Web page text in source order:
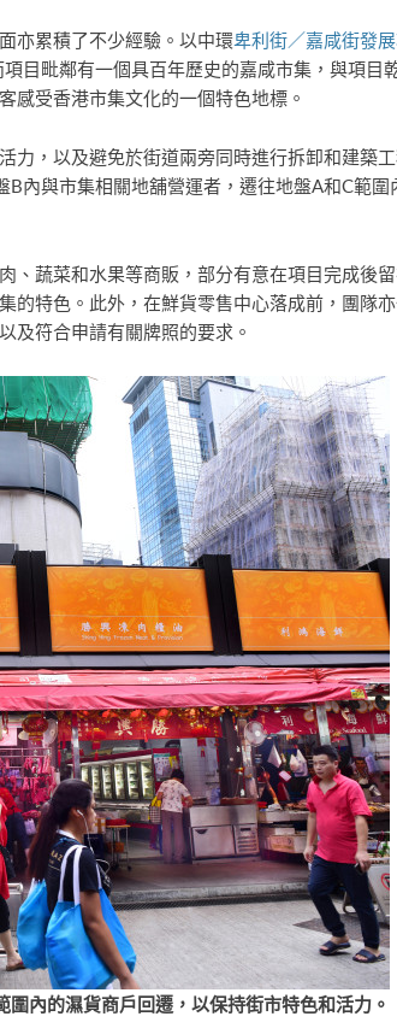
亦累積了不少經驗。以中環卑利街／嘉咸街發
目毗鄰有一個具百年歷史的嘉咸市集，與項目
感受香港市集文化的一個特色地標。
力，以及避免於街道兩旁同時進行拆卸和建築
內與市集相關地舖營運者，遷往地盤A和C範
、蔬菜和水果等商販，部分有意在項目完成後
的特色。此外，在鮮貨零售中心落成前，團隊
及符合申請有關牌照的要求。
圍內的濕貨商戶回遷，以保持街市特色和活力。